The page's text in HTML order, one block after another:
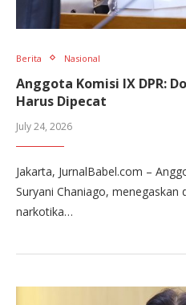
Berita Nasional
Anggota Komisi IX DPR:
Harus Dipecat
July 24, 2026
Jakarta, JurnalBabel.com –
Suryani Chaniago, menegaskan
narkotika…